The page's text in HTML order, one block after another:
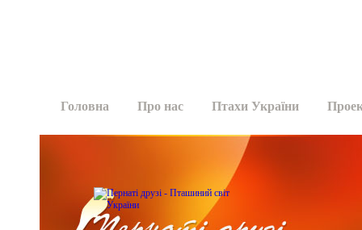
Головна Про нас Птахи України